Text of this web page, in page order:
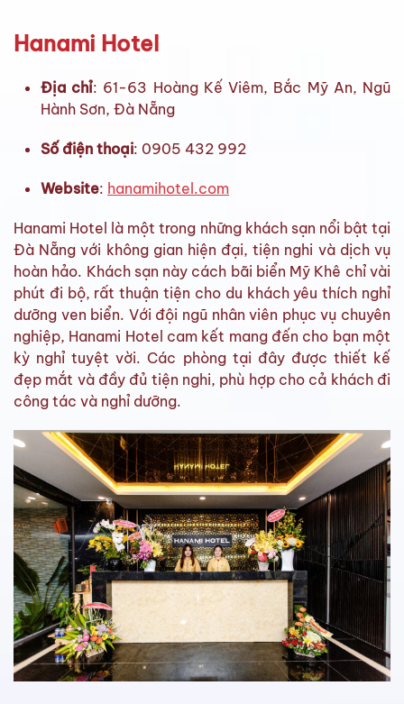
Hanami Hotel
Địa chỉ: 61-63 Hoàng Kế Viêm, Bắc Mỹ An, Ngũ
Hành Sơn, Đà Nẵng
Số điện thoại: 0905 432 992
Website: hanamihotel.com
Hanami Hotel là một trong những khách sạn nổi bật tại
Đà Nẵng với không gian hiện đại, tiện nghi và dịch vụ
hoàn hảo. Khách sạn này cách bãi biển Mỹ Khê chỉ vài
phút đi bộ, rất thuận tiện cho du khách yêu thích nghỉ
dưỡng ven biển. Với đội ngũ nhân viên phục vụ chuyên
nghiệp, Hanami Hotel cam kết mang đến cho bạn một
kỳ nghỉ tuyệt vời. Các phòng tại đây được thiết kế
đẹp mắt và đầy đủ tiện nghi, phù hợp cho cả khách đi
công tác và nghỉ dưỡng.